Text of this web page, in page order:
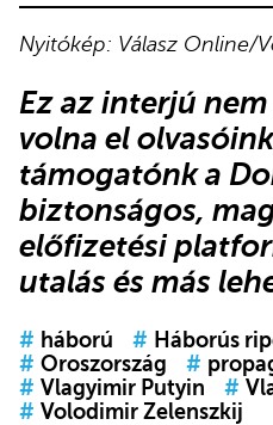
Nyitókép: Válasz Online/
Ez az interjú
volna el
támogatónka
biztonságos,
előfizetési
utalás és más
# háború # Háborús
# Oroszország #
# Vlagyimir Putyin #
# Volodimir Zelenszkij